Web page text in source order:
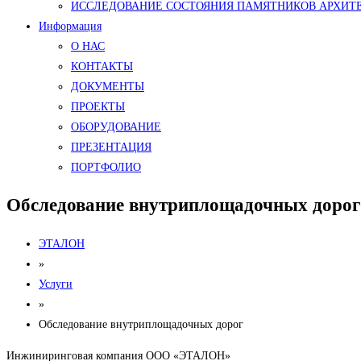
ИССЛЕДОВАНИЕ СОСТОЯНИЯ ПАМЯТНИКОВ
Информация
О НАС
КОНТАКТЫ
ДОКУМЕНТЫ
ПРОЕКТЫ
ОБОРУДОВАНИЕ
ПРЕЗЕНТАЦИЯ
ПОРТФОЛИО
Обследование внутриплощадочных дорог
ЭТАЛОН
»
Услуги
»
Обследование внутриплощадочных дорог
Инжиниринговая компания ООО «ЭТАЛОН»